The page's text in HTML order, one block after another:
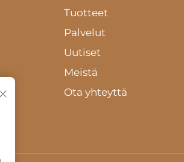
Tuotteet
Palvelut
Uutiset
Meistä
Ota yhteyttä